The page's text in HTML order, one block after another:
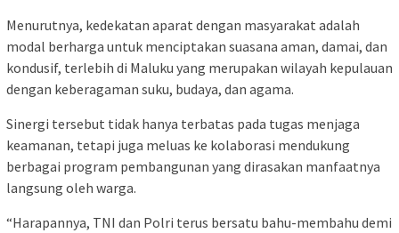
Menurutnya, kedekatan aparat dengan masyarakat adalah
modal berharga untuk menciptakan suasana aman, damai, dan
kondusif, terlebih di Maluku yang merupakan wilayah kepulauan
dengan keberagaman suku, budaya, dan agama.
Sinergi tersebut tidak hanya terbatas pada tugas menjaga
keamanan, tetapi juga meluas ke kolaborasi mendukung
berbagai program pembangunan yang dirasakan manfaatnya
langsung oleh warga.
“Harapannya, TNI dan Polri terus bersatu bahu-membahu demi